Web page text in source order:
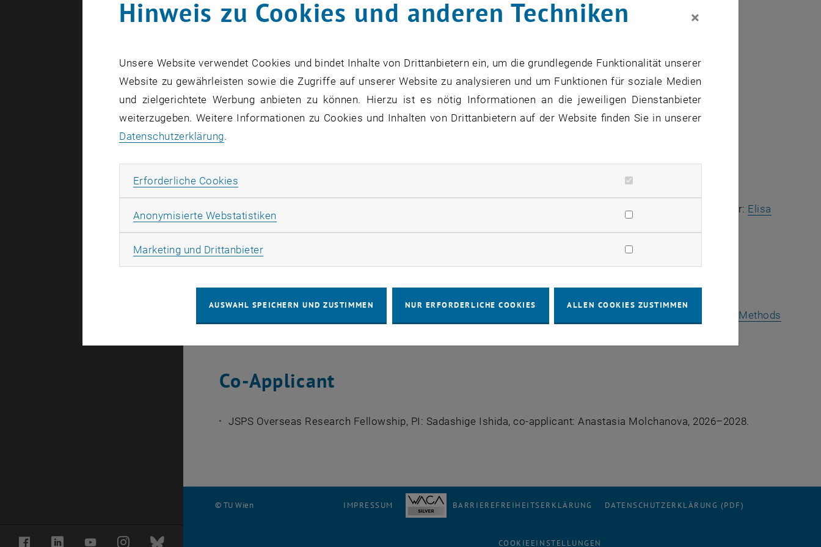
FacebookLinkedInYouTubeInstagramBluesky
Förderungen
Ausgewählte wettbewerbsorientierte Fördermittel, Stipendien und Eventfinanzierungen.
Projektleiter
REWIRE-Förderung (Maria Skłodowska-Curie Actions COFUND),“Injectivity, Regularity, and Extensibility of
Deformations”
FWF-Lise-Meitner-Förderung, Projekt
“Mappings of finite distortion for Nonlinear Solid Mechanics” (Mentor: Elisa
Organisator wissenschaftlicher Events
“Between Regularity and Defects: Variational and Geometrical Methods
Co-Applicant
JSPS Overseas Research Fellowship, PI: Sadashige Ishida, co-applicant: Anastasia Molchanova, 2026–2028.
© TU Wien IMPRESSUM BARRIEREFREIHEITSERKLÄRUNG DATENSCHUTZERKLÄRUNG (PDF)
COOKIEEINSTELLUNGEN
Hinweis zu Cookies und anderen Techniken ×
Unsere Website verwendet Cookies und bindet Inhalte von Drittanbietern ein, um die grundlegende Funktionalität unserer
Website zu gewährleisten sowie die Zugriffe auf unserer Website zu analysieren und um Funktionen für soziale Medien
und zielgerichtete Werbung anbieten zu können. Hierzu ist es nötig Informationen an die jeweiligen Dienstanbieter
weiterzugeben. Weitere Informationen zu Cookies und Inhalten von Drittanbietern auf der Website finden Sie in unserer
Datenschutzerklärung.
Erforderliche Cookies
Anonymisierte Webstatistiken
Marketing und DrittanbieterMarketing Cookies zulassen
AUSWAHL SPEICHERN UND ZUSTIMMEN NUR ERFORDERLICHE COOKIES ALLEN COOKIES ZUSTIMMEN